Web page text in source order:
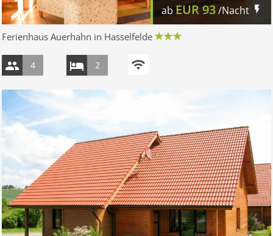
ab EUR93/Nacht
Ferienhaus Auerhahn in Hasselfelde
4 2